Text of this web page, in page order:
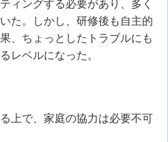
ィングする必要があり、多く
た。しかし、研修後も自主的
、ちょっとしたトラブルにも
レベルになった。
上で、家庭の協力は必要不可